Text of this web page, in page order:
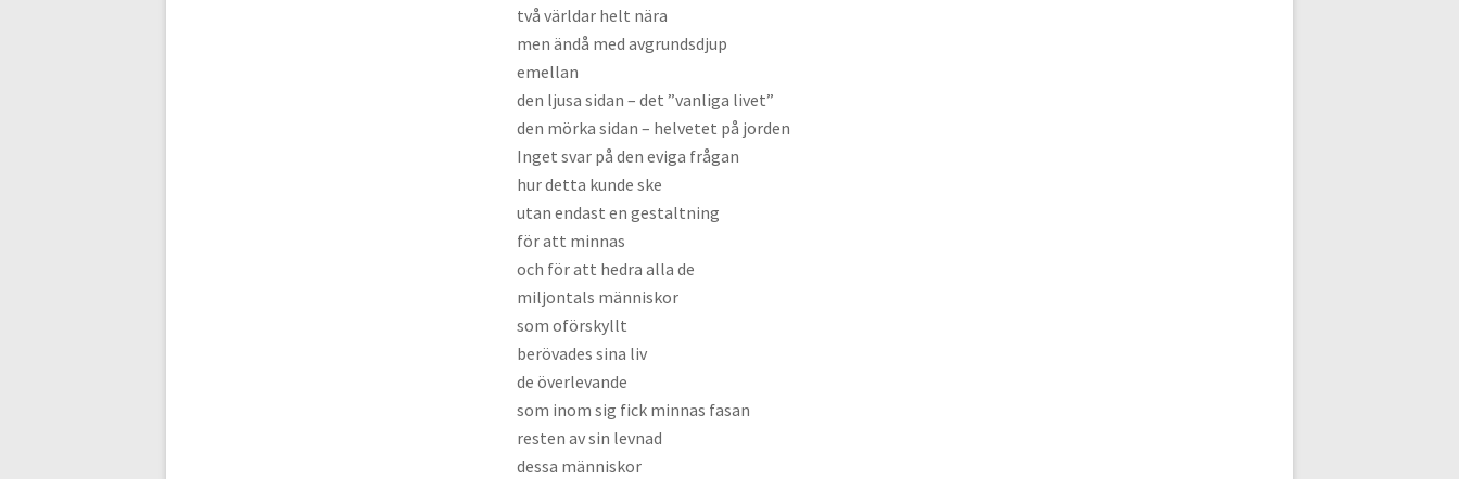
två världar helt nära
men ändå med avgrundsdjup
emellan
den ljusa sidan – det ”vanliga livet”
den mörka sidan – helvetet på jorden
Inget svar på den eviga frågan
hur detta kunde ske
utan endast en gestaltning
för att minnas
och för att hedra alla de
miljontals människor
som oförskyllt
berövades sina liv
de överlevande
som inom sig fick minnas fasan
resten av sin levnad
dessa människor